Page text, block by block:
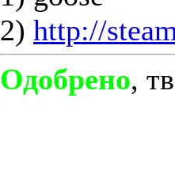
2) http://
Одобрено,